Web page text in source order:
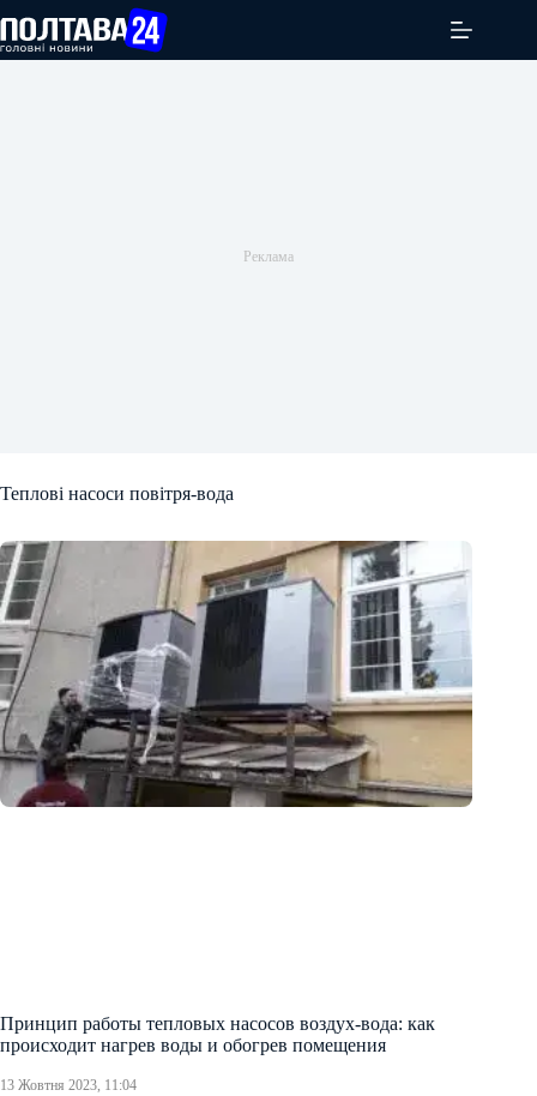
вмісту
Теплові насоси повітря-вода
Принцип работы тепловых насосов воздух-вода: как
происходит нагрев воды и обогрев помещения
13 Жовтня 2023, 11:04